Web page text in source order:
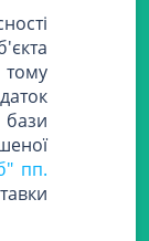
пп.